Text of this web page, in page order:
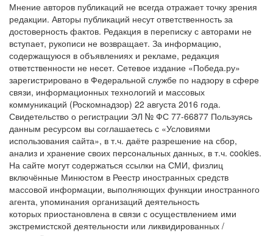
Мнение авторов публикаций не всегда отражает точку зрения
редакции. Авторы публикаций несут ответственность за
достоверность фактов. Редакция в переписку с авторами не
вступает, рукописи не возвращает. За информацию,
содержащуюся в объявлениях и рекламе, редакция
ответственности не несет. Сетевое издание «Победа.ру»
зарегистрировано в Федеральной службе по надзору в сфере
связи, информационных технологий и массовых
коммуникаций (Роскомнадзор) 22 августа 2016 года.
Свидетельство о регистрации ЭЛ № ФС 77-66877 Пользуясь
данным ресурсом вы соглашаетесь с «Условиями
использования сайта», в т.ч. даёте разрешение на сбор,
анализ и хранение своих персональных данных, в т.ч. cookies.
На сайте могут содержаться ссылки на СМИ, физлиц
включённые Минюстом в Реестр иностранных средств
массовой информации, выполняющих функции иностранного
агента, упоминания организаций деятельность
которых приостановлена в связи с осуществлением ими
экстремистской деятельности или ликвидированных /